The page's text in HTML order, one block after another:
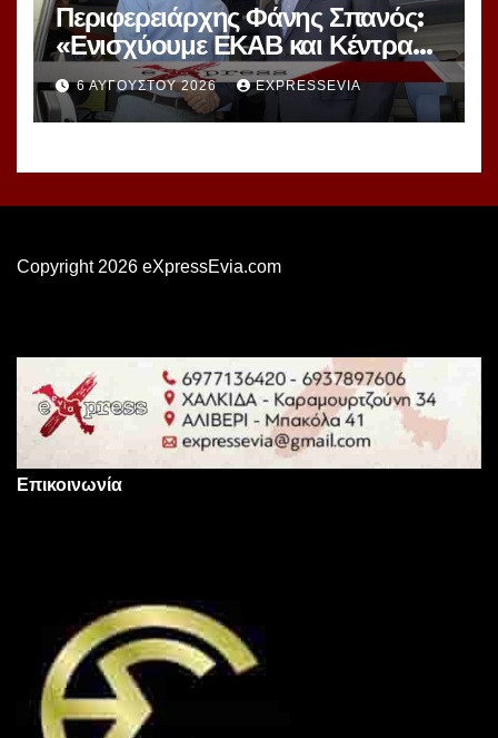
Περιφερειάρχης Φάνης Σπανός:
«Ενισχύουμε ΕΚΑΒ και Κέντρα
Υγείας με 34 νέα ασθενοφόρα –
Διεκδικούμε γιατρούς και
νοσηλευτές για τις δομές Υγείας
6 ΑΥΓΟΎΣΤΟΥ 2026 EXPRESSEVIA
Copyright 2026 eXpressEvia.com
Επικοινωνία